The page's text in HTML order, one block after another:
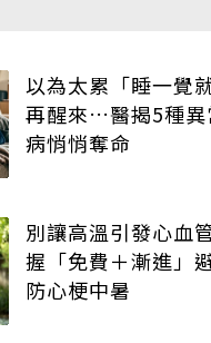
以為太累「睡一覺
再醒來…醫揭5種異
病悄悄奪命
別讓高溫引發心血
握「免費＋漸進」
防心梗中暑